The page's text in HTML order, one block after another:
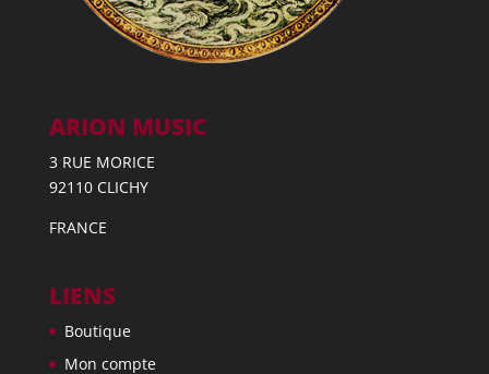
ARION MUSIC
3 RUE MORICE
92110 CLICHY
FRANCE
LIENS
Boutique
Mon compte